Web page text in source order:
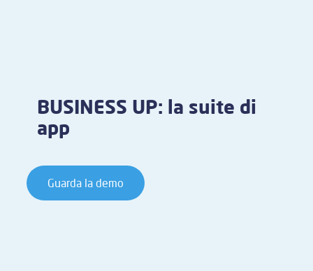
BUSINESS UP: la suite di
app
Guarda la demo